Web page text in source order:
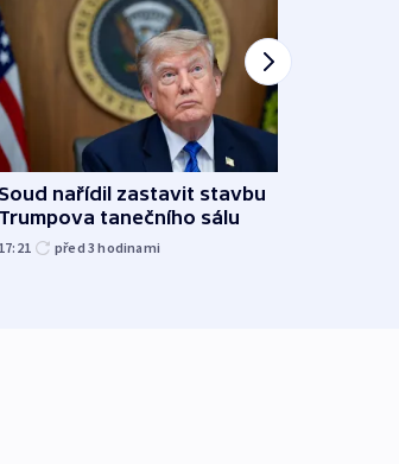
Soud nařídil zastavit stavbu
Trumpova tanečního sálu
17:21 před 3hodinami